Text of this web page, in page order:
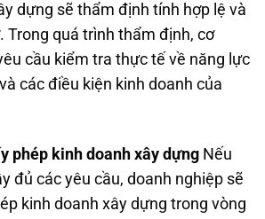
dựng sẽ thẩm định tính hợp lệ và
Trong quá trình thẩm định, cơ
cầu kiểm tra thực tế về năng lực
các điều kiện kinh doanh của
phép kinh doanh xây dựng Nếu
đủ các yêu cầu, doanh nghiệp sẽ
kinh doanh xây dựng trong vòng